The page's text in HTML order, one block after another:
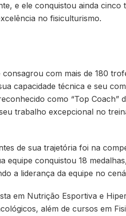
e ele conquistou ainda cinco
no fisiculturismo.
com mais de 180
capacidade técnica e seu
como “Top Coach”
trabalho excepcional no
de sua trajetória foi na
equipe conquistou 18
a liderança da equipe no
em Nutrição Esportiva e
além de cursos em